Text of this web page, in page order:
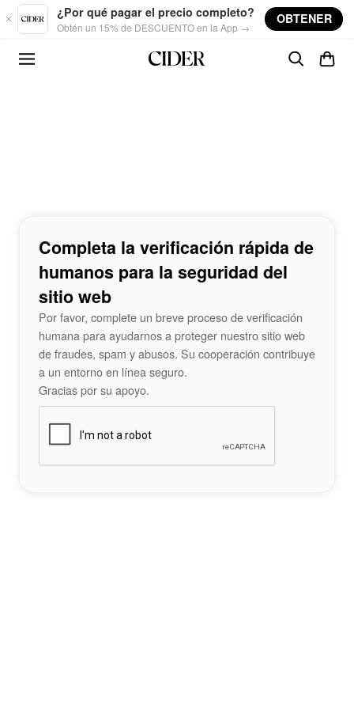
Skip to main content
¿Por qué pagar el precio completo?
Obtén un 15% de DESCUENTO en la App →
OBTENER
Completa la verificación rápida de
humanos para la seguridad del
sitio web
Por favor, complete un breve proceso de verificación
humana para ayudarnos a proteger nuestro sitio web
de fraudes, spam y abusos. Su cooperación contribuye
a un entorno en línea seguro.
Gracias por su apoyo.